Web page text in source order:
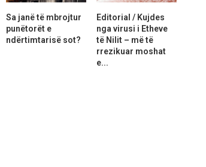
Sa janë të mbrojtur
punëtorët e
ndërtimtarisë sot?
Editorial / Kujdes
nga virusi i Etheve
të Nilit – më të
rrezikuar moshat
e...